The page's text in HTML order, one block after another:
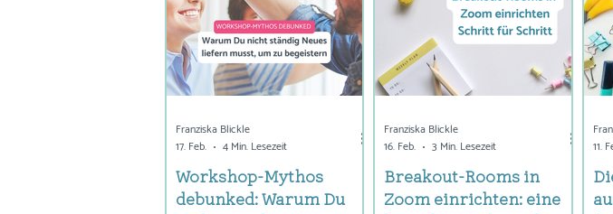
Workshop-Mythos
debunked: Warum Du
Franziska Blickle
17. Feb.
4 Min. Lesezeit
Breakout-Rooms in
Zoom einrichten: eine
Franziska Blickle
16. Feb.
3 Min. Lesezeit
11.